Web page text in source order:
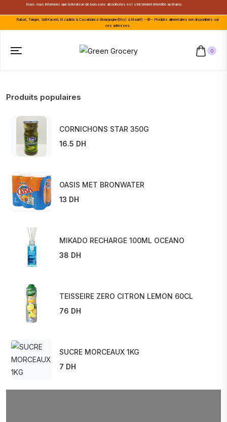
Nous vous informons que la livraison de boissons alcoolisées est strictement interdite au Maroc.
Rabat, Tanger, Sidi Kacem, El Jadida & Casablanca (Bourgogne(Elvy) & Maarif) --🚫-- Produits alimentaires non disponibles sur
ces adresses.
0
Produits populaires
CORNICHONS STAR 350G
16.5 DH
OASIS MET BRONWATER
13 DH
MIKADO RECHARGE 100ML OCEANO
38 DH
TEISSEIRE ZERO CITRON LEMON 60CL
76 DH
SUCRE MORCEAUX 1KG
7 DH